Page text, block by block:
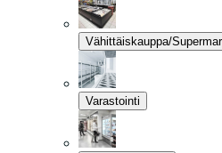
Vähittäiskauppa/
Varastointi